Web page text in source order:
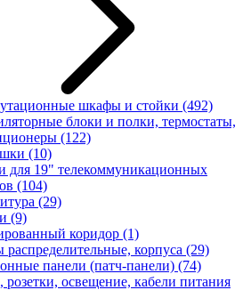
шкафы и стойки (492)
блоки и полки, термостаты,
(122)
(10)
для 19" телекоммуникационных
(104)
(29)
(9)
коридор (1)
корпуса (29)
панели (патч-панели) (74)
розетки, освещение, кабели питания